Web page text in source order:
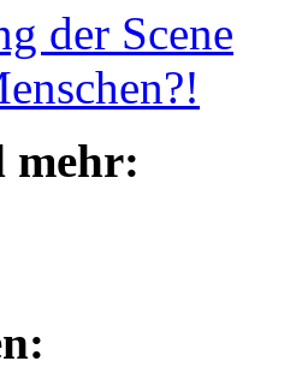
der Scene
mehr: